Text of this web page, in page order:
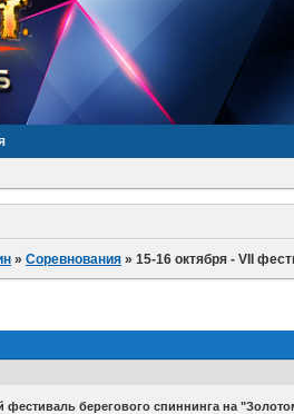
»Соревнования »15-16 октября - VII
берегового спиннинга на